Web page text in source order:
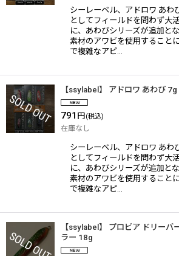
シーレーベル、アドロワ あわ
としてフィールドを問わず大
に、あわびシリーズが追加と
素材のアワビを使用すること
で複雑なアピ…
【ssylabel】 アドロワ あわび 7g
791 円 (税込)
在庫なし
シーレーベル、アドロワ あわ
としてフィールドを問わず大
に、あわびシリーズが追加と
素材のアワビを使用すること
で複雑なアピ…
【ssylabel】 プロビア ドリーバ
ラー 18g